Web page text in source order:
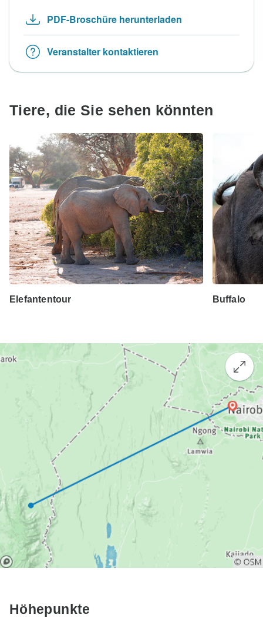
PDF-Broschüre herunterladen
Veranstalter kontaktieren
Tiere, die Sie sehen könnten
Elefantentour Buffalo
Höhepunkte